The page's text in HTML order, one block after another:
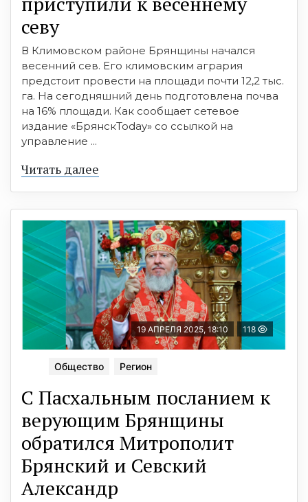
севу
В Климовском районе Брянщины начался
весенний сев. Его климовским агрария
предстоит провести на площади почти 12,2 тыс.
га. На сегодняшний день подготовлена почва
на 16% площади. Как сообщает сетевое
издание «БрянскToday» со ссылкой на
управление ...
Читать далее
19 АПРЕЛЯ 2025, 18:10 118
Общество Регион
С Пасхальным посланием к
верующим Брянщины
обратился Митрополит
Брянский и Севский
Александр